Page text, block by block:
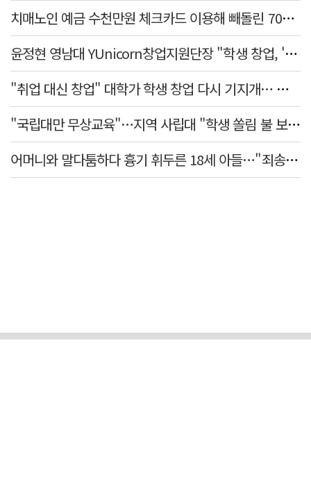
치매노인 예금 수천만원 체크카드 이용해 빼돌린 70대 간병인, 집행유예
윤정현 영남대 YUnicorn창업지원단장 "학생 창업, '팀 빌딩'이 제일 중요"
"취업 대신 창업" 대학가 학생 창업 다시 기지개… 창업자·기업·매출 동반 성장
"국립대만 무상교육"…지역 사립대 "학생 쏠림 불 보듯"
어머니와 말다툼하다 흉기 휘두른 18세 아들…"죄송하지 않나" 묻자 침묵